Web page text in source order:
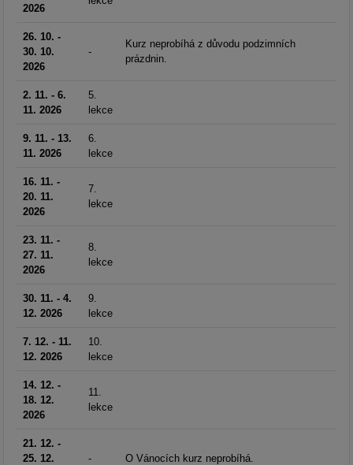
2026
26. 10. -
30. 10.
2026
-
Kurz neprobíhá z důvodu podzimních
prázdnin.
2. 11. - 6.
11. 2026
5.
lekce
9. 11. - 13.
11. 2026
6.
lekce
16. 11. -
20. 11.
2026
7.
lekce
23. 11. -
27. 11.
2026
8.
lekce
30. 11. - 4.
12. 2026
9.
lekce
7. 12. - 11.
12. 2026
10.
lekce
14. 12. -
18. 12.
2026
11.
lekce
21. 12. -
25. 12.
- O Vánocích kurz neprobíhá.